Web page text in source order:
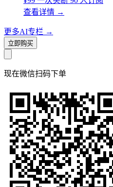
查看详情 →
更多AI专栏 →
立即购买
现在微信扫码下单